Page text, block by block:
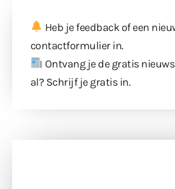
Heb je feedback of een
contactformulierin.
Ontvang je de gratis
al? Schrijf je gratis in.